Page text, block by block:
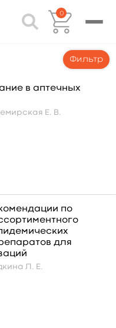
0
Фильтр
в аптечных
Е. В.
по
для
Л. Е.